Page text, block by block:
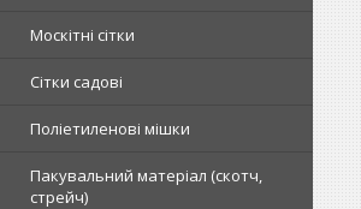
Москітні сітки
Сітки садові
Поліетиленові мішки
Пакувальний матеріал (скотч,
стрейч)